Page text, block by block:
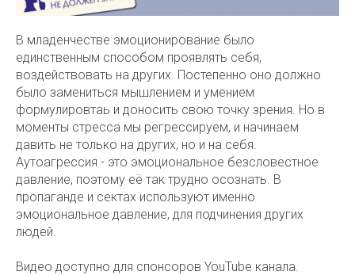
В младенчестве эмоционирование было
единственным способом проявлять себя,
воздействовать на других. Постепенно оно должно
было замениться мышлением и умением
формулировтаь и доносить свою точку зрения. Но в
моменты стресса мы регрессируем, и начинаем
давить не только на других, но и на себя.
Аутоагрессия - это эмоциональное безсловестное
давление, поэтому её так трудно осознать. В
пропаганде и сектах используют именно
эмоциональное давление, для подчинения других
людей.
Видео доступно для спонсоров YouTube канала.